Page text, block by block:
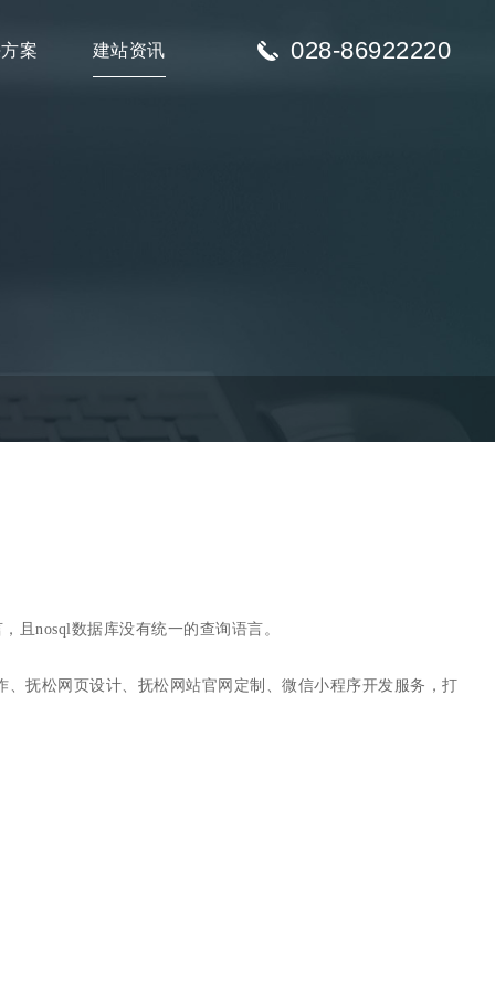
案 建站资讯 028-86922220
且nosql数据库没有统一的查询语言。
抚松网页设计、抚松网站官网定制、微信小程序开发服务，打